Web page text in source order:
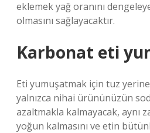
eklemek yağ oranını
olmasını sağlayacaktır.
Karbonat eti
Eti yumuşatmak için tuz
yalnızca nihai ürününüzün
azaltmakla kalmayacak, aynı
yoğun kalmasını ve etin